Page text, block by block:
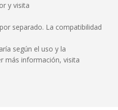
y visita
separado. La compatibilidad
según el uso y la
más información, visita